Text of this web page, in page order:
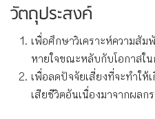
วัตถุประสงค์
เพื่อศึกษาวิเคราะห์ความสั
หายใจขณะหลับกับโอกาสใ
เพื่อลดปัจจัยเสี่ยงที่จะทำให้
เสียชีวิตอันเนื่องมาจากผล